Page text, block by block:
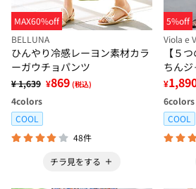
MAX60%off
BELLUNA
ひんやり冷感レーヨン素材カラ
ーガウチョパンツ
¥ 1,639 ¥869 (税込)
4colors
COOL
48件
チラ見をする
5%off
Viola e
【５
ちん
¥
6colors
COOL